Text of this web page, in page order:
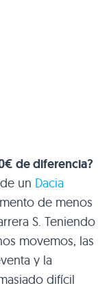
de diferencia?
un Dacia
de menos
S. Teniendo
movemos, las
y la
difícil